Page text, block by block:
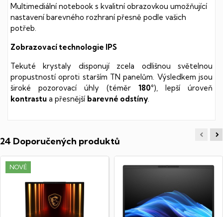
Multimediální notebook s kvalitní obrazovkou umožňující
nastavení barevného rozhraní přesně podle vašich
potřeb.
Zobrazovací technologie IPS
Tekuté krystaly disponují zcela odlišnou světelnou
propustností oproti starším TN panelům. Výsledkem jsou
široké pozorovací úhly (téměr 180°), lepší úroveň
kontrastu a přesnější barevné odstíny
24 Doporučených produktů
NOVÉ